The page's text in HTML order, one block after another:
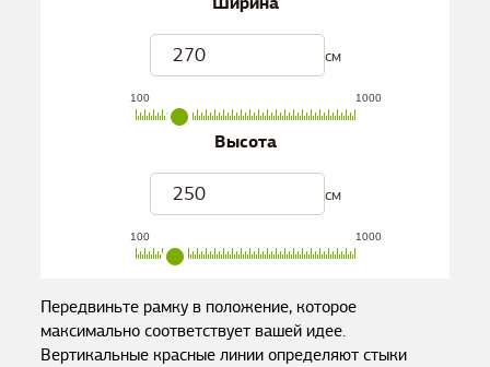
см
100 1000
Высота
см
100 1000
Передвиньте рамку в положение, которое
максимально соответствует вашей идее.
Вертикальные красные линии определяют стыки